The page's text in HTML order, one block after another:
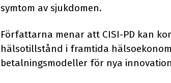
symtom av sjukdomen.
Författarna menar att CISI-PD kan
hälsotillstånd i framtida
betalningsmodeller för nya